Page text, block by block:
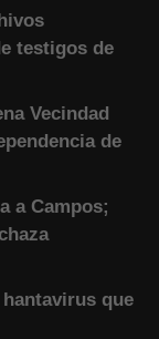
testigos de
Vecindad
de
a Campos;
que